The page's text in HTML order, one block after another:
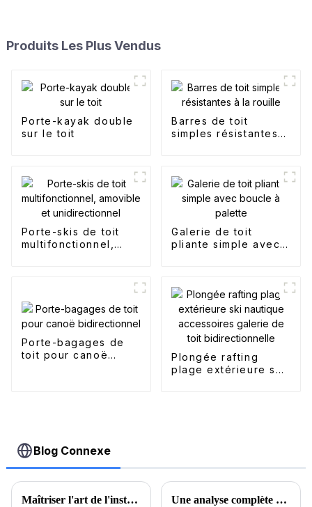
Produits Les Plus Vendus
Porte-kayak double
sur le toit
Barres de toit
simples résistantes à
Porte-skis de toit
multifonctionnel,
Galerie de toit
pliante simple avec
Porte-bagages de
toit pour canoë
Plongée rafting
plage extérieure ski
Blog Connexe
Maîtriser l'art de l'installation d'une tente de toit : un guide étape par étape Une analyse complète des techniques de base du kayak : se lancer dans un voyage d'exploration aquatique